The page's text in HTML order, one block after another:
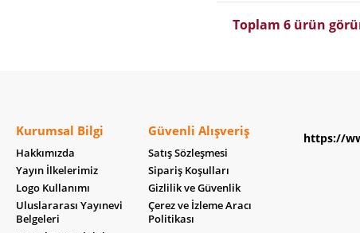
Toplam 6 ürün
Kurumsal Bilgi
Hakkımızda
Yayın İlkelerimiz
Logo Kullanımı
Uluslararası Yayınevi
Belgeleri
Güvenli Alışveriş
Satış Sözleşmesi
Sipariş Koşulları
Gizlilik ve Güvenlik
Çerez ve İzleme Aracı
Politikası
https://